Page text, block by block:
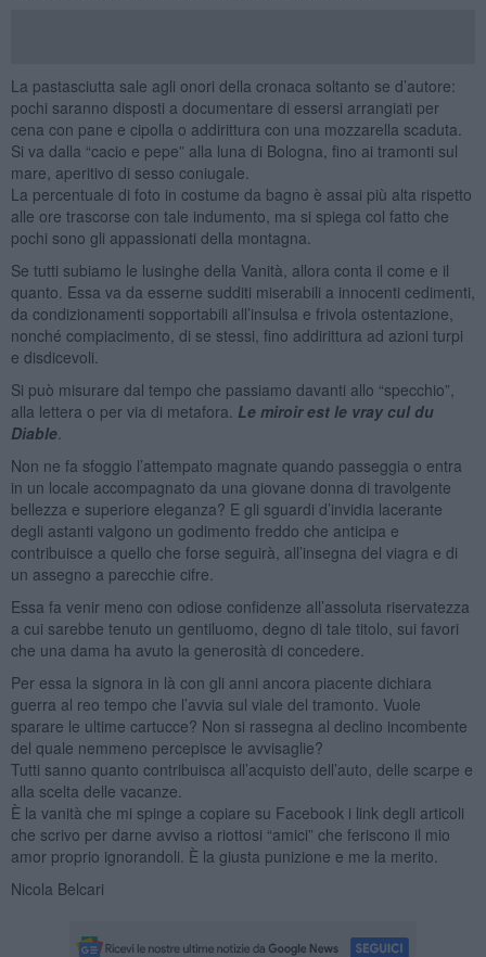
La pastasciutta sale agli onori della cronaca soltanto se d’autore:
pochi saranno disposti a documentare di essersi arrangiati per
cena con pane e cipolla o addirittura con una mozzarella scaduta.
Si va dalla “cacio e pepe” alla luna di Bologna, fino ai tramonti sul
mare, aperitivo di sesso coniugale.
La percentuale di foto in costume da bagno è assai più alta rispetto
alle ore trascorse con tale indumento, ma si spiega col fatto che
pochi sono gli appassionati della montagna.
Se tutti subiamo le lusinghe della Vanità, allora conta il come e il
quanto. Essa va da esserne sudditi miserabili a innocenti cedimenti,
da condizionamenti sopportabili all’insulsa e frivola ostentazione,
nonché compiacimento, di se stessi, fino addirittura ad azioni turpi
e disdicevoli.
Si può misurare dal tempo che passiamo davanti allo “specchio”,
alla lettera o per via di metafora. Le miroir est le vray cul du
Diable.
Non ne fa sfoggio l’attempato magnate quando passeggia o entra
in un locale accompagnato da una giovane donna di travolgente
bellezza e superiore eleganza? E gli sguardi d’invidia lacerante
degli astanti valgono un godimento freddo che anticipa e
contribuisce a quello che forse seguirà, all’insegna del viagra e di
un assegno a parecchie cifre.
Essa fa venir meno con odiose confidenze all’assoluta riservatezza
a cui sarebbe tenuto un gentiluomo, degno di tale titolo, sui favori
che una dama ha avuto la generosità di concedere.
Per essa la signora in là con gli anni ancora piacente dichiara
guerra al reo tempo che l’avvia sul viale del tramonto. Vuole
sparare le ultime cartucce? Non si rassegna al declino incombente
del quale nemmeno percepisce le avvisaglie?
Tutti sanno quanto contribuisca all’acquisto dell’auto, delle scarpe e
alla scelta delle vacanze.
È la vanità che mi spinge a copiare su Facebook i link degli articoli
che scrivo per darne avviso a riottosi “amici” che feriscono il mio
amor proprio ignorandoli. È la giusta punizione e me la merito.
Nicola Belcari